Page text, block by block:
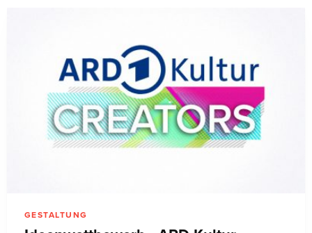
GESTALTUNG